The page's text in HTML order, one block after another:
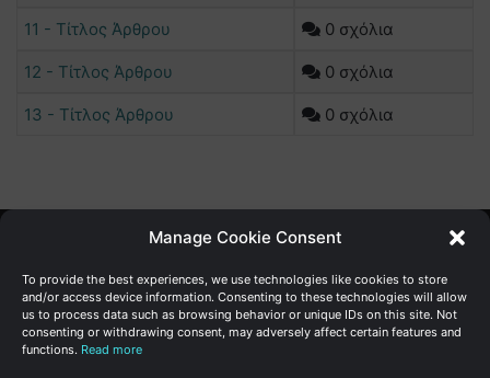
Manage Cookie Consent
To provide the best experiences, we use technologies like cookies to store
and/or access device information. Consenting to these technologies will allow
us to process data such as browsing behavior or unique IDs on this site. Not
consenting or withdrawing consent, may adversely affect certain features and
functions. Read more
11 - Τίτλος Άρθρου 0 σχόλια
12 - Τίτλος Άρθρου 0 σχόλια
13 - Τίτλος Άρθρου 0 σχόλια
Γενική Διεύθυνση Ανάπτυξης
Υπουργείο Οικονομικών | Κυπριακή Δημοκρατία
Ιστ: